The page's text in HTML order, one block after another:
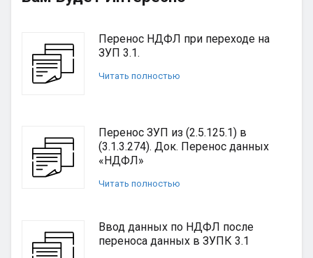
Перенос НДФЛ при переходе на
ЗУП 3.1.
Читать полностью
Перенос ЗУП из (2.5.125.1) в
(3.1.3.274). Док. Перенос данных
«НДФЛ»
Читать полностью
Ввод данных по НДФЛ после
переноса данных в ЗУПК 3.1